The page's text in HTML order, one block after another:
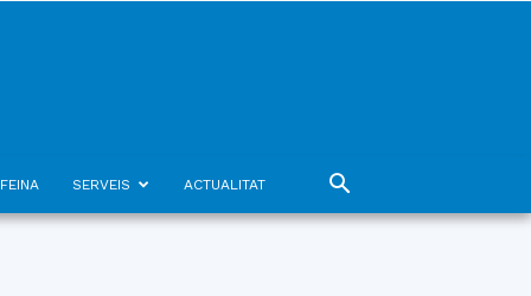
SERVEIS ACTUALITAT